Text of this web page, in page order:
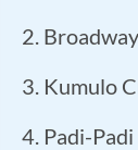
2.
3. Kumulo
4. Padi-Padi